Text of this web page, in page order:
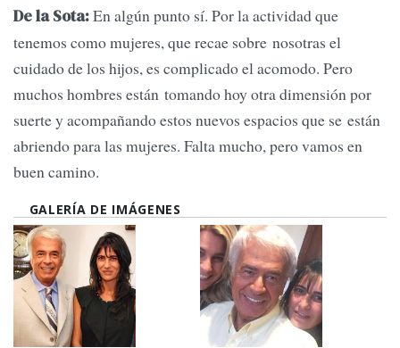
De la Sota:En algún punto sí. Por la actividad que
tenemos como mujeres, que recae sobre nosotras el
cuidado de los hijos, es complicado el acomodo. Pero
muchos hombres están tomando hoy otra dimensión por
suerte y acompañando estos nuevos espacios que se están
abriendo para las mujeres. Falta mucho, pero vamos en
buen camino.
GALERÍA DE IMÁGENES